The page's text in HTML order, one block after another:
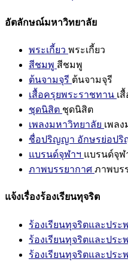
อัตลักษณ์มหาวิทยาลัย
พระเกี้ยว พระเกี้ยว
สีชมพู สีชมพู
ต้นจามจุรี ต้นจามจุรี
เสื้อครุยพระราชทาน เ
ชุดนิสิต ชุดนิสิต
เพลงมหาวิทยาลัย เพล
ชื่อปริญญา อักษรย่อป
แบรนด์จุฬาฯ แบรนด์จุฬ
ภาพบรรยากาศ ภาพบร
แจ้งเรื่องร้องเรียนทุจริต
ร้องเรียนทุจริตและปร
ร้องเรียนทุจริตและปร
ร้องเรียนทุจริตและปร